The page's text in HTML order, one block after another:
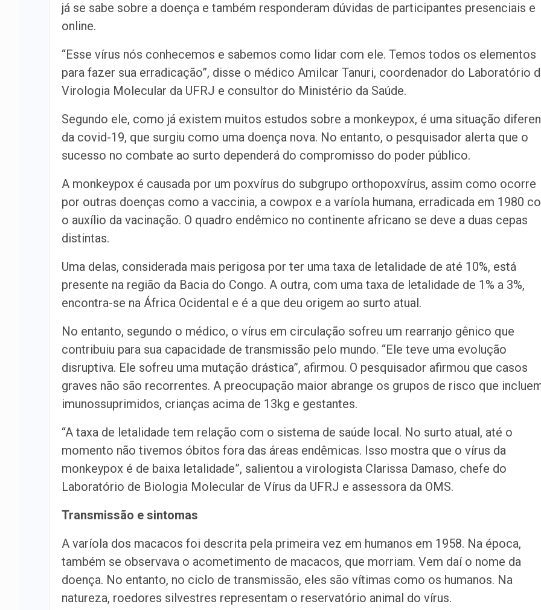
já se sabe sobre a doença e também responderam dúvidas de participantes presenciais e
online.
“Esse vírus nós conhecemos e sabemos como lidar com ele. Temos todos os elementos
para fazer sua erradicação”, disse o médico Amilcar Tanuri, coordenador do Laboratório
Virologia Molecular da UFRJ e consultor do Ministério da Saúde.
Segundo ele, como já existem muitos estudos sobre a monkeypox, é uma situação
da covid-19, que surgiu como uma doença nova. No entanto, o pesquisador alerta que o
sucesso no combate ao surto dependerá do compromisso do poder público.
A monkeypox é causada por um poxvírus do subgrupo orthopoxvírus, assim como ocorre
por outras doenças como a vaccinia, a cowpox e a varíola humana, erradicada em 1980
o auxílio da vacinação. O quadro endêmico no continente africano se deve a duas cepas
distintas.
Uma delas, considerada mais perigosa por ter uma taxa de letalidade de até 10%, está
presente na região da Bacia do Congo. A outra, com uma taxa de letalidade de 1% a 3%,
encontra-se na África Ocidental e é a que deu origem ao surto atual.
No entanto, segundo o médico, o vírus em circulação sofreu um rearranjo gênico que
contribuiu para sua capacidade de transmissão pelo mundo. “Ele teve uma evolução
disruptiva. Ele sofreu uma mutação drástica”, afirmou. O pesquisador afirmou que casos
graves não são recorrentes. A preocupação maior abrange os grupos de risco que
imunossuprimidos, crianças acima de 13kg e gestantes.
“A taxa de letalidade tem relação com o sistema de saúde local. No surto atual, até o
momento não tivemos óbitos fora das áreas endêmicas. Isso mostra que o vírus da
monkeypox é de baixa letalidade”, salientou a virologista Clarissa Damaso, chefe do
Laboratório de Biologia Molecular de Vírus da UFRJ e assessora da OMS.
Transmissão e sintomas
A varíola dos macacos foi descrita pela primeira vez em humanos em 1958. Na época,
também se observava o acometimento de macacos, que morriam. Vem daí o nome da
doença. No entanto, no ciclo de transmissão, eles são vítimas como os humanos. Na
natureza, roedores silvestres representam o reservatório animal do vírus.
Governo alerta